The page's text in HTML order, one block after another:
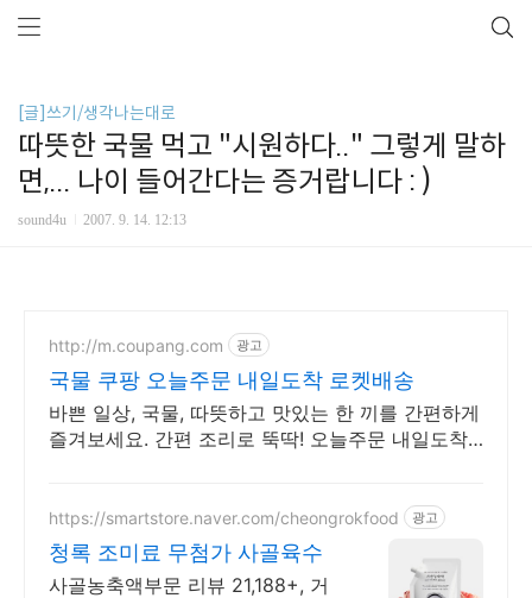
[글]쓰기/생각나는대로
따뜻한 국물 먹고 "시원하다.." 그렇게 말하
면,... 나이 들어간다는 증거랍니다 : )
sound4u 2007. 9. 14. 12:13
http://m.coupang.com 광고
국물 쿠팡 오늘주문 내일도착 로켓배송
바쁜 일상, 국물, 따뜻하고 맛있는 한 끼를 간편하게
즐겨보세요. 간편 조리로 뚝딱! 오늘주문 내일도착
https://smartstore.naver.com/cheongrokfood 광고
청록 조미료 무첨가 사골육수
사골농축액부문 리뷰 21,188+, 거